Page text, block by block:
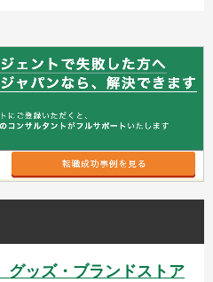
グッズ・ブランドストア